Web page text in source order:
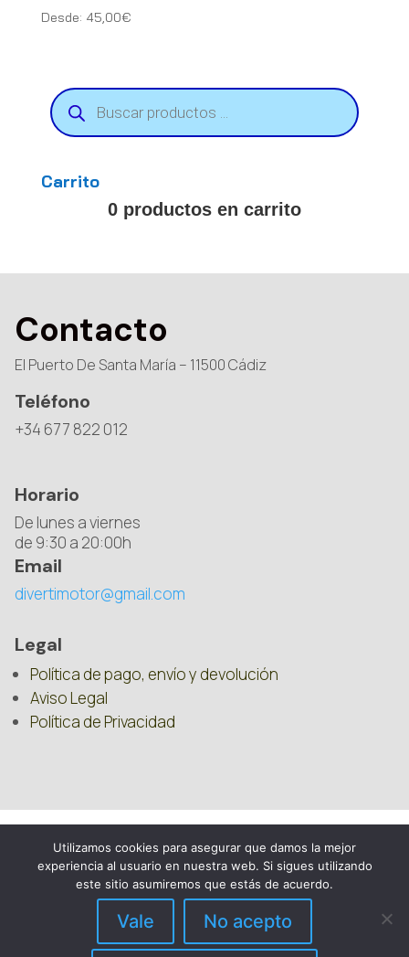
Desde: 45,00€
Búsqueda
de
productos
Carrito
0 productos en carrito
Contacto
El Puerto De Santa María – 11500 Cádiz
Teléfono
+34 677 822 012
Horario
De lunes a viernes
de 9:30 a 20:00h
Email
divertimotor@gmail.com
Legal
Política de pago, envío y devolución
Aviso Legal
Política de Privacidad
DIVERTIMOTOR – 2025 – REPUESTOS PARA
QUADS
Utilizamos cookies para asegurar que damos la mejor
experiencia al usuario en nuestra web. Si sigues utilizando
este sitio asumiremos que estás de acuerdo.
Vale No acepto